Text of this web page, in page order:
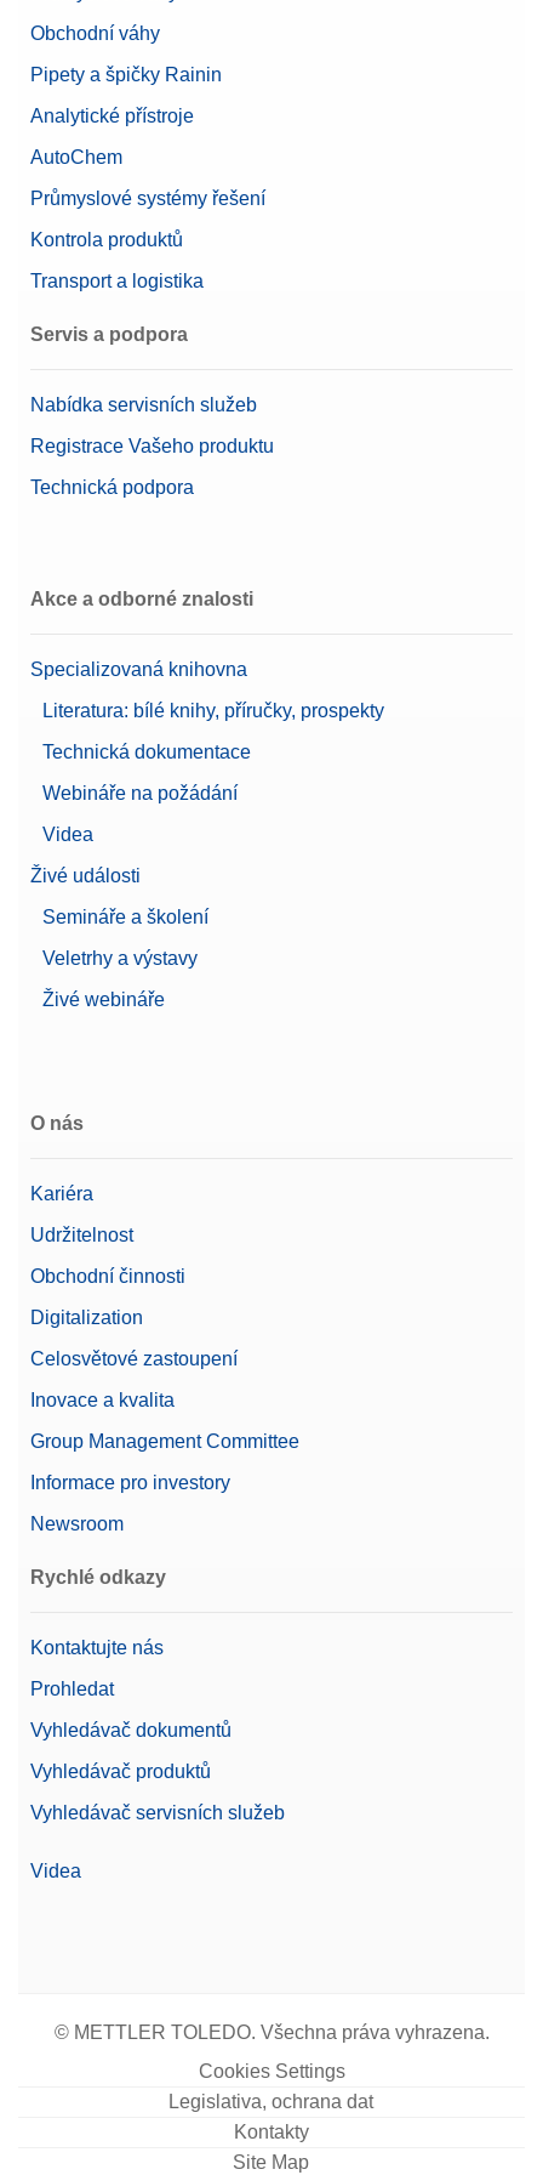
Obchodní váhy
Pipety a špičky Rainin
Analytické přístroje
AutoChem
Průmyslové systémy řešení
Kontrola produktů
Transport a logistika
Servis a podpora
Nabídka servisních služeb
Registrace Vašeho produktu
Technická podpora
Akce a odborné znalosti
Specializovaná knihovna
Literatura: bílé knihy, příručky, prospekty
Technická dokumentace
Webináře na požádání
Videa
Živé události
Semináře a školení
Veletrhy a výstavy
Živé webináře
O nás
Kariéra
Udržitelnost
Obchodní činnosti
Digitalization
Celosvětové zastoupení
Inovace a kvalita
Group Management Committee
Informace pro investory
Newsroom
Rychlé odkazy
Kontaktujte nás
Prohledat
Vyhledávač dokumentů
Vyhledávač produktů
Vyhledávač servisních služeb
Videa
© METTLER TOLEDO. Všechna práva vyhrazena.
Cookies Settings
Legislativa, ochrana dat
Kontakty
Site Map